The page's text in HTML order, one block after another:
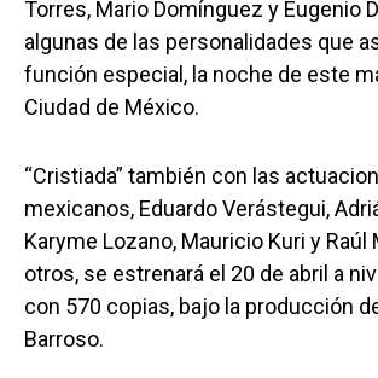
Torres, Mario Domínguez y Eugenio
algunas de las personalidades que
función especial, la noche de este
Ciudad de México.
“Cristiada” también con las
mexicanos, Eduardo Verástegui,
Karyme Lozano, Mauricio Kuri y
otros, se estrenará el 20 de abril a
con 570 copias, bajo la producción
Barroso.